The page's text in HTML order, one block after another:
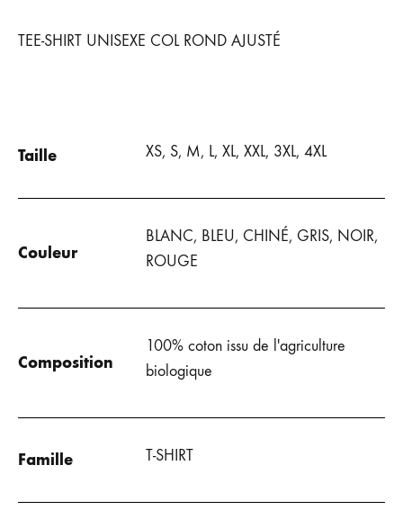
TEE-SHIRT UNISEXE COL ROND AJUSTÉ
Taille XS, S, M, L, XL, XXL, 3XL, 4XL
Couleur
BLANC, BLEU, CHINÉ, GRIS, NOIR,
ROUGE
Composition
100% coton issu de l'agriculture
biologique
Famille T-SHIRT